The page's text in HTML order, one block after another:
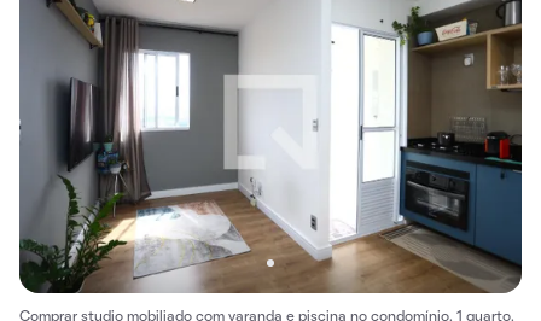
Comprar studio mobiliado com varanda e piscina no condomínio. 1 quarto.